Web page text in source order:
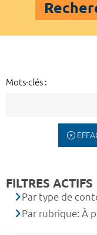
Mots-clés :
FILTRES ACTIFS
Par type de
Par rubrique: À